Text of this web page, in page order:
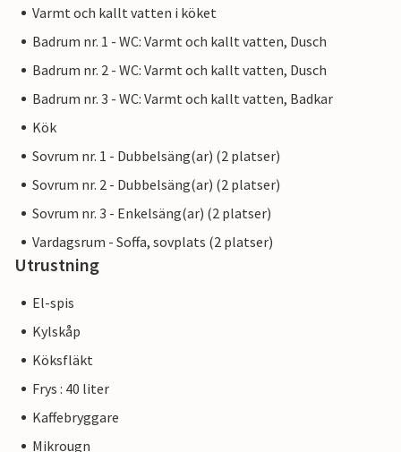
Varmt och kallt vatten i köket
Badrum nr. 1 - WC: Varmt och kallt vatten, Dusch
Badrum nr. 2 - WC: Varmt och kallt vatten, Dusch
Badrum nr. 3 - WC: Varmt och kallt vatten, Badkar
Kök
Sovrum nr. 1 - Dubbelsäng(ar) (2 platser)
Sovrum nr. 2 - Dubbelsäng(ar) (2 platser)
Sovrum nr. 3 - Enkelsäng(ar) (2 platser)
Vardagsrum - Soffa, sovplats (2 platser)
Utrustning
El-spis
Kylskåp
Köksfläkt
Frys : 40 liter
Kaffebryggare
Mikrougn